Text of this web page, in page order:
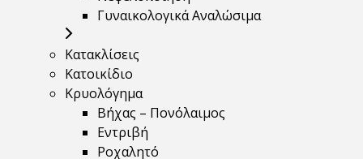
Γυναικολογικά Αναλώσιμα
Κατακλίσεις
Κατοικίδιο
Κρυολόγημα
Βήχας – Πονόλαιμος
Εντριβή
Ροχαλητό